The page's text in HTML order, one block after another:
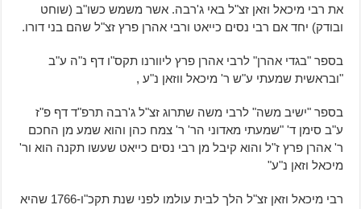
את רבי מיכאל וזאן זצ"ל באי ג'רבה. אשר משמש כשו"ב (שוחט
ובודק) יחד אם רבי נסים כייאט ורבי אהרן פרץ זצ"ל שהם בני דורו.
בספר "בגדי אהרן" לרבי אהרן פרץ ליוורנו תקס"ו דף נ"ה ע"ב
"ובראשית שמעתי ע"ש ר' מיכאל ווזאן נ"ע ,
בספר "ישיב משה" לרבי משה שתרוג זצ"ל ג'רבה תרפ"ד דף פ"ז
ע"ב סימן ד' "שמעתי מאדוני הר' ר' צמח כהן והוא שמע מן החכם
ר' אהרן פרץ ז"ל והוא קיבל מן רבי נסים כייאט שעשו תקנה הוא ור'
מיכאל וזאן נ"ע"
רבי מיכאל וזאן זצ"ל הלך לבית עולמו לפני שנת תקכ"ו-1766 שהיא